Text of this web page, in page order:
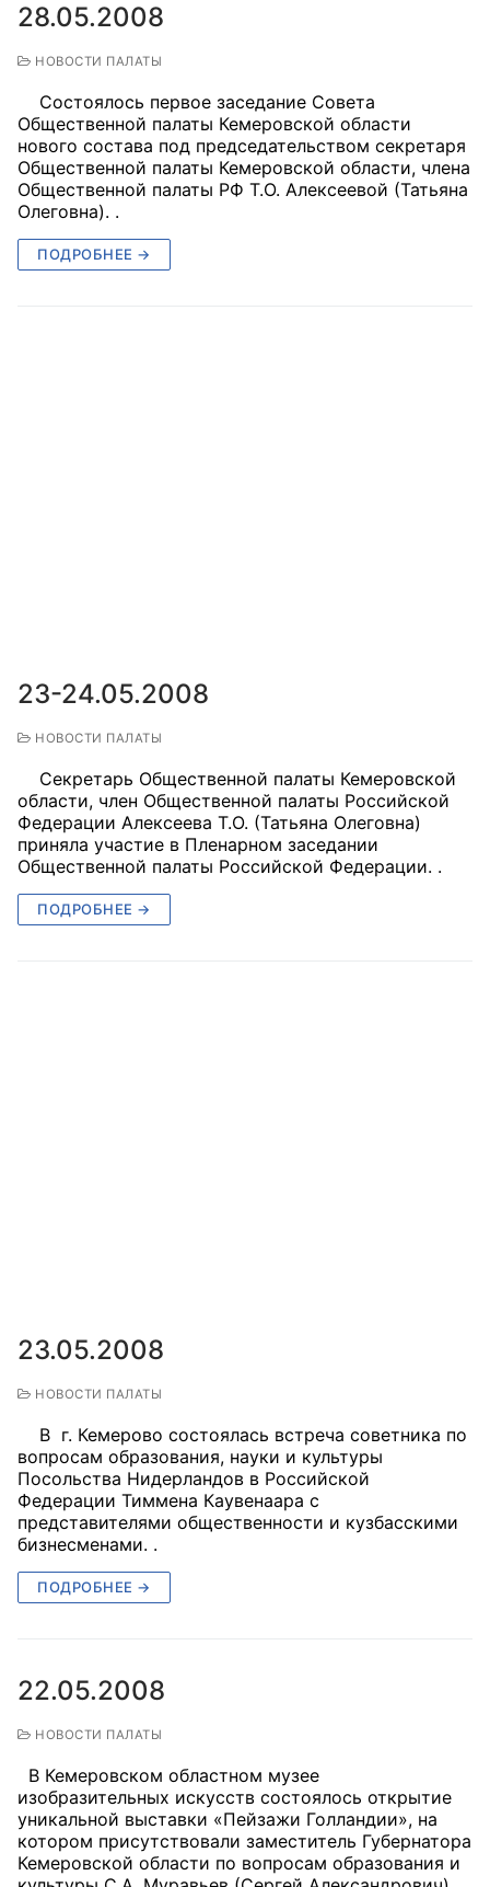
Общественный штаб
Члены ОП КО
Документы ОП КО
Регламент ОП КО
Кодекс этики ОП КО
Положения
28.05.2008
НОВОСТИ ПАЛАТЫ
Состоялось первое заседание Совета
Общественной палаты Кемеровской области
нового состава под председательством секретаря
Общественной палаты Кемеровской области, члена
Общественной палаты РФ Т.О. Алексеевой (Татьяна
Олеговна). .
ПОДРОБНЕЕ →
23-24.05.2008
НОВОСТИ ПАЛАТЫ
Секретарь Общественной палаты Кемеровской
области, член Общественной палаты Российской
Федерации Алексеева Т.О. (Татьяна Олеговна)
приняла участие в Пленарном заседании
Общественной палаты Российской Федерации. .
ПОДРОБНЕЕ →
23.05.2008
НОВОСТИ ПАЛАТЫ
В г. Кемерово состоялась встреча советника по
вопросам образования, науки и культуры
Посольства Нидерландов в Российской
Федерации Тиммена Каувенаара с
представителями общественности и кузбасскими
бизнесменами. .
ПОДРОБНЕЕ →
22.05.2008
НОВОСТИ ПАЛАТЫ
В Кемеровском областном музее
изобразительных искусств состоялось открытие
уникальной выставки «Пейзажи Голландии», на
котором присутствовали заместитель Губернатора
Кемеровской области по вопросам образования и